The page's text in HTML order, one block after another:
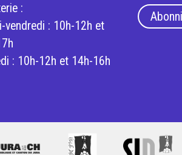
:
vendredi : 10h-12h et
: 10h-12h et 14h-16h